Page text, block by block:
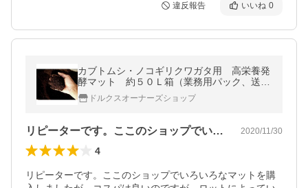
違反報告 いいね 0
カブトムシ・ノコギリクワガタ用 高栄養発
酵マット 約５０Ｌ箱（業務用パック、送料
込み））☆カブトムシの産卵・幼虫飼育幼虫
の餌 昆虫マット ☆幼虫のエサ
ドルクスオーナーズショップ
リピーターです。ここのショップでいろい… 2020/11/30
4
リピーターです。ここのショップでいろいろなマットを購